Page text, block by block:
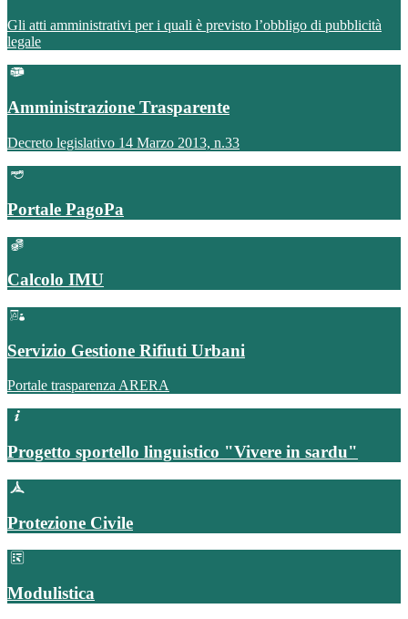
Gli atti amministrativi per i quali è previsto l’obbligo di pubblicità
legale
Amministrazione Trasparente
Decreto legislativo 14 Marzo 2013, n.33
Portale PagoPa
Calcolo IMU
Servizio Gestione Rifiuti Urbani
Portale trasparenza ARERA
Progetto sportello linguistico "Vivere in sardu"
Protezione Civile
Modulistica